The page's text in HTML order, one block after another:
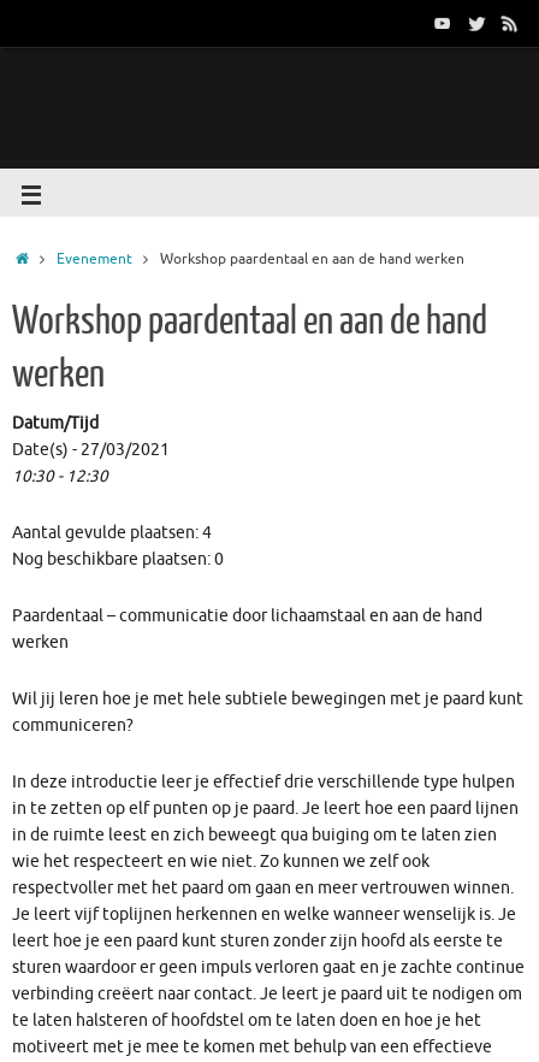
Evenement Workshop paardentaal en aan de hand werken
Workshop paardentaal en aan de hand
werken
Datum/Tijd
Date(s) - 27/03/2021
10:30 - 12:30
Aantal gevulde plaatsen: 4
Nog beschikbare plaatsen: 0
Paardentaal – communicatie door lichaamstaal en aan de hand
werken
Wil jij leren hoe je met hele subtiele bewegingen met je paard kunt
communiceren?
In deze introductie leer je effectief drie verschillende type hulpen
in te zetten op elf punten op je paard. Je leert hoe een paard lijnen
in de ruimte leest en zich beweegt qua buiging om te laten zien
wie het respecteert en wie niet. Zo kunnen we zelf ook
respectvoller met het paard om gaan en meer vertrouwen winnen.
Je leert vijf toplijnen herkennen en welke wanneer wenselijk is. Je
leert hoe je een paard kunt sturen zonder zijn hoofd als eerste te
sturen waardoor er geen impuls verloren gaat en je zachte continue
verbinding creëert naar contact. Je leert je paard uit te nodigen om
te laten halsteren of hoofdstel om te laten doen en hoe je het
motiveert met je mee te komen met behulp van een effectieve